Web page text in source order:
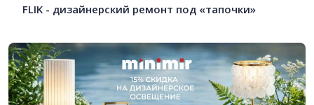
FLIK - дизайнерский ремонт под «тапочки»